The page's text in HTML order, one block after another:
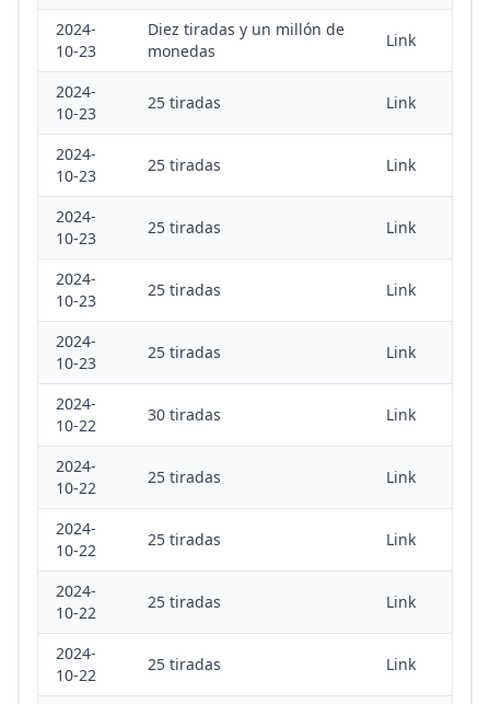
2024-
10-23
Diez tiradas y un millón de
monedas
Link
2024-
10-23
25 tiradas Link
2024-
10-23
25 tiradas Link
2024-
10-23
25 tiradas Link
2024-
10-23
25 tiradas Link
2024-
10-23
25 tiradas Link
2024-
10-22
30 tiradas Link
2024-
10-22
25 tiradas Link
2024-
10-22
25 tiradas Link
2024-
10-22
25 tiradas Link
2024-
10-22
25 tiradas Link